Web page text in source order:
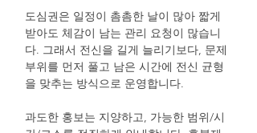
도심권은 일정이 촘촘한 날이 많아 짧게
받아도 체감이 남는 관리 요청이 많습니
다. 그래서 전신을 길게 늘리기보다, 문제
부위를 먼저 풀고 남은 시간에 전신 균형
을 맞추는 방식으로 운영합니다.
과도한 홍보는 지양하고, 가능한 범위/시